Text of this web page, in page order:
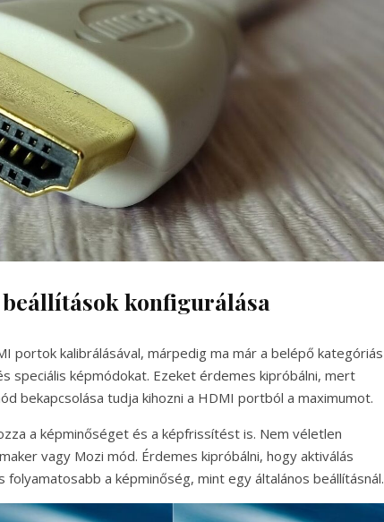
beállítások konfigurálása
portok kalibrálásával, márpedig ma már a belépő kategóriás
speciális képmódokat. Ezeket érdemes kipróbálni, mert
bekapcsolása tudja kihozni a HDMI portból a maximumot.
a képminőséget és a képfrissítést is. Nem véletlen
vagy Mozi mód. Érdemes kipróbálni, hogy aktiválás
a képminőség, mint egy általános beállításnál.